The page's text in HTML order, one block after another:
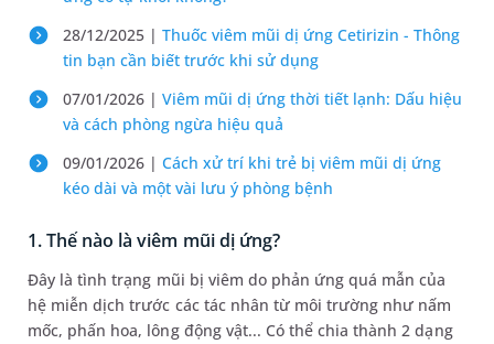
28/12/2025 | Thuốc viêm mũi dị ứng Cetirizin​ - Thông
tin bạn cần biết trước khi sử dụng
07/01/2026 | Viêm mũi dị ứng thời tiết lạnh: Dấu hiệu
và cách phòng ngừa hiệu quả
09/01/2026 | Cách xử trí khi trẻ bị viêm mũi dị ứng
kéo dài và một vài lưu ý phòng bệnh
1. Thế nào là viêm mũi dị ứng?
Đây là tình trạng mũi bị viêm do phản ứng quá mẫn của
hệ miễn dịch trước các tác nhân từ môi trường như nấm
mốc, phấn hoa, lông động vật... Có thể chia thành 2 dạng